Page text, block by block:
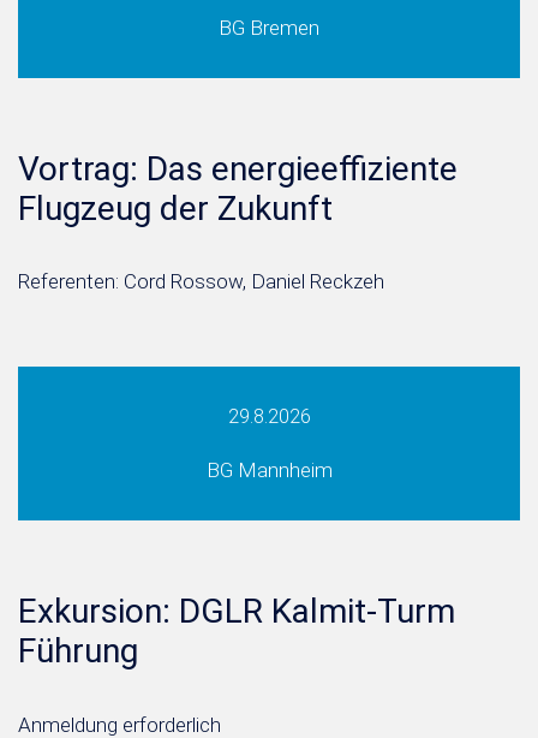
BG Bremen
Vortrag: Das energieeffiziente
Flugzeug der Zukunft
Referenten: Cord Rossow, Daniel Reckzeh
29.8.2026
BG Mannheim
Exkursion: DGLR Kalmit-Turm
Führung
Anmeldung erforderlich